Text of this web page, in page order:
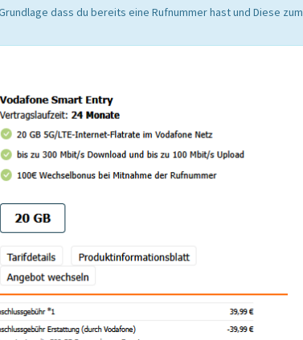
dass du bereits eine Rufnummer hast und Diese zum